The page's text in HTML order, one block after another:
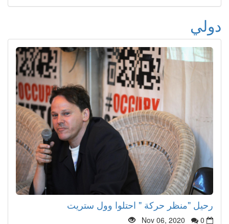
دولي
رحيل "منظر حركة " احتلوا وول ستريت
Nov 06, 2020 0